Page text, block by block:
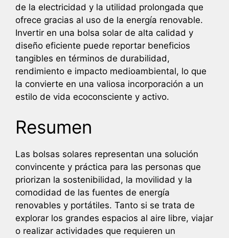
de la electricidad y la utilidad prolongada que
ofrece gracias al uso de la energía renovable.
Invertir en una bolsa solar de alta calidad y
diseño eficiente puede reportar beneficios
tangibles en términos de durabilidad,
rendimiento e impacto medioambiental, lo que
la convierte en una valiosa incorporación a un
estilo de vida ecoconsciente y activo.
Resumen
Las bolsas solares representan una solución
convincente y práctica para las personas que
priorizan la sostenibilidad, la movilidad y la
comodidad de las fuentes de energía
renovables y portátiles. Tanto si se trata de
explorar los grandes espacios al aire libre, viajar
o realizar actividades que requieren un